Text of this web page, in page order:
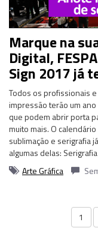
Marque na
Digital,
Sign 2017 já
Todos os profissionais
impressão terão um
que podem abrir porta
muito mais. O
sublimação e serigrafia
algumas delas:
Arte Gráfica
1